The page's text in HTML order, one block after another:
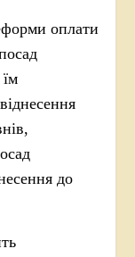
оплати
до